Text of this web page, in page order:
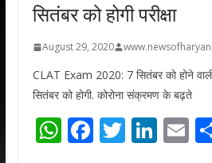
सितंबर को होगी परीक्षा
August 29, 2020
CLAT Exam 2020: 7 सितंबर को होने
सितंबर को होगी. कोरोना संक्रमण के बढ़ते
W F T Li E